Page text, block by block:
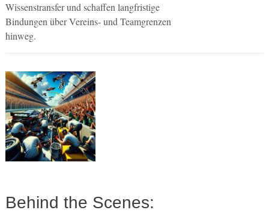
Wissenstransfer und schaffen langfristige
Bindungen über Vereins- und Teamgrenzen
hinweg.
Behind the Scenes: